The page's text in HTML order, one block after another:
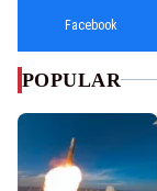
Facebook
POPULAR